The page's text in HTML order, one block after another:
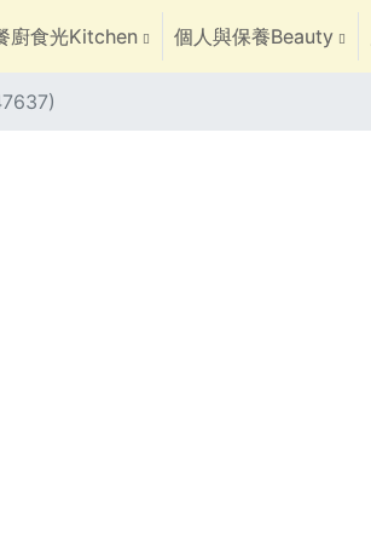
廚食光Kitchen 個人與保養Beauty